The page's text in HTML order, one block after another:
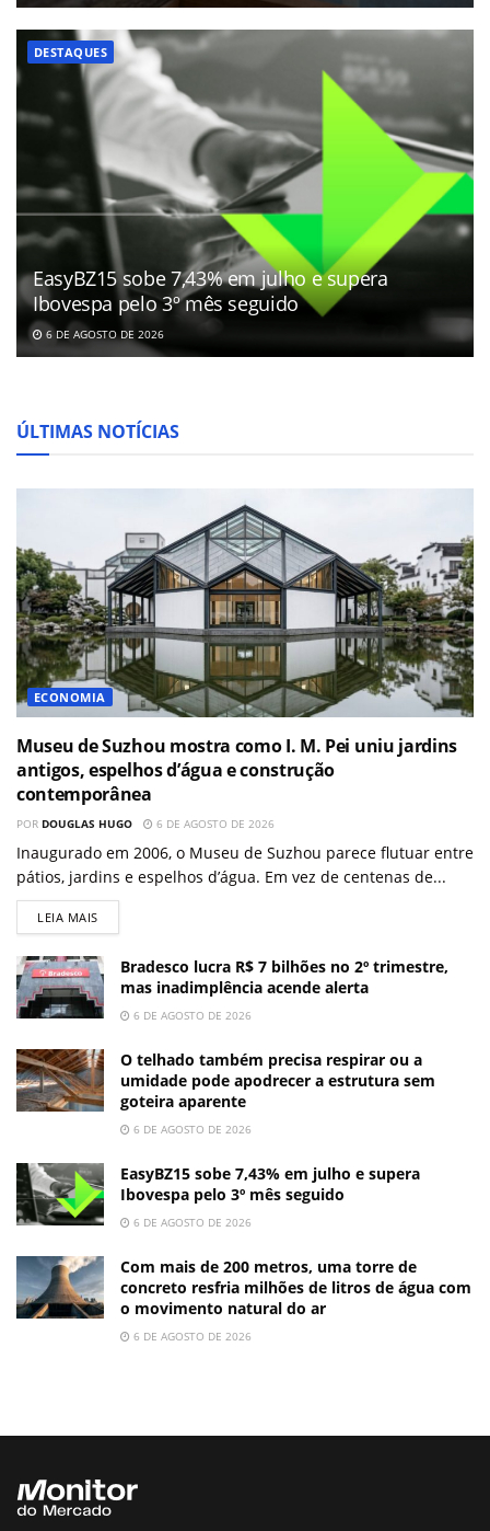
DESTAQUES
EasyBZ15 sobe 7,43% em julho e supera
Ibovespa pelo 3º mês seguido
6 DE AGOSTO DE 2026
ÚLTIMAS NOTÍCIAS
ECONOMIA
Museu de Suzhou mostra como I. M. Pei uniu jardins
antigos, espelhos d’água e construção
contemporânea
POR DOUGLAS HUGO 6 DE AGOSTO DE 2026
Inaugurado em 2006, o Museu de Suzhou parece flutuar entre
pátios, jardins e espelhos d’água. Em vez de centenas de...
LEIA MAIS
Bradesco lucra R$ 7 bilhões no 2º trimestre,
mas inadimplência acende alerta
6 DE AGOSTO DE 2026
O telhado também precisa respirar ou a
umidade pode apodrecer a estrutura sem
goteira aparente
6 DE AGOSTO DE 2026
EasyBZ15 sobe 7,43% em julho e supera
Ibovespa pelo 3º mês seguido
6 DE AGOSTO DE 2026
Com mais de 200 metros, uma torre de
concreto resfria milhões de litros de água com
o movimento natural do ar
6 DE AGOSTO DE 2026